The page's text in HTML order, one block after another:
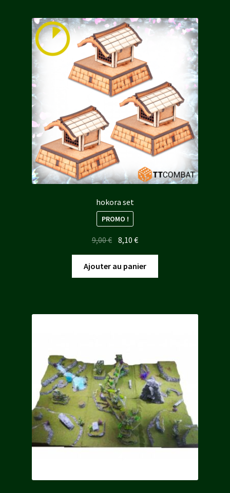
hokora set
PROMO !
9,00€ Le
prix
initial
était :
8,10€Le
prix
actuel
est :
Ajouter au panier